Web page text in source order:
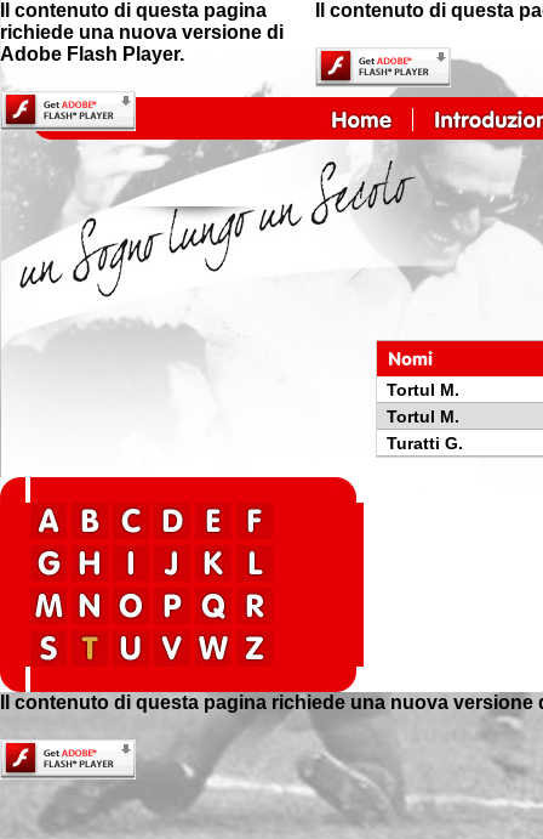
Il contenuto di questa pagina
richiede una nuova versione di
Adobe Flash Player.
Il contenuto di questa
Tortul M.
Tortul M.
Turatti G.
Il contenuto di questa pagina richiede una nuova versione